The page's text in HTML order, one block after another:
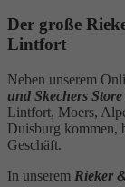
Der große
Lintfort
Neben unserem
und Skechers
Lintfort, Moers,
Duisburg kommen,
Geschäft.
In unserem Rieker